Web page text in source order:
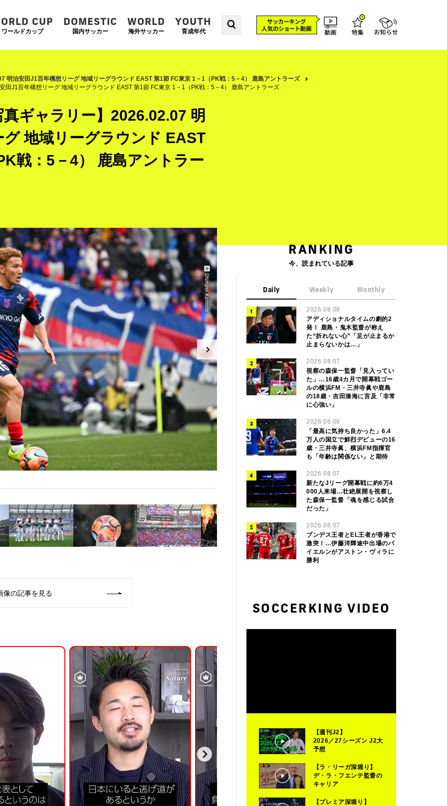
CUP
ワールドカップ
DOMESTIC
国内サッカー
WORLD
海外サッカー
YOUTH
育成年代
明治安田J1百年構想リーグ 地域リーグラウンド EAST 第1節 FC東京 1－1（PK戦：5－4） 鹿島アントラーズ
J1百年構想リーグ 地域リーグラウンド EAST 第1節 FC東京 1－1（PK戦：5－4） 鹿島アントラーズ
ギャラリー】2026.02.07 明
地域リーグラウンド EAST
戦：5－4） 鹿島アントラー
像の記事を見る
RANKING
今、読まれている記事
Daily Weekly Monthly
2026.08.08
アディショナルタイムの劇的2
発！ 鹿島・鬼木監督が称え
た“折れない心”「足が止まるか
止まらないかは…」
2026.08.07
視察の森保一監督「見入ってい
た」…16歳4カ月で開幕戦ゴー
ルの横浜FM・三井寺眞や鹿島
の18歳・吉田湊海に言及「非常
に心強い」
2026.08.08
「最高に気持ち良かった」6.4
万人の国立で鮮烈デビューの16
歳・三井寺眞、横浜FM指揮官
も「年齢は関係ない」と期待
2026.08.07
新たなJリーグ開幕戦に約6万4
000人来場…壮絶展開を視察し
た森保一監督「魂を感じる試合
だった」
2026.08.07
ブンデス王者とEL王者が香港で
激突！…伊藤洋輝途中出場のバ
イエルンがアストン・ヴィラに
勝利
SOCCERKING VIDEO
【週刊J2】
2026／27シーズン J2大
予想
【ラ・リーガ深堀り】
デ・ラ・フエンテ監督の
キャリア
【プレミア深堀り】